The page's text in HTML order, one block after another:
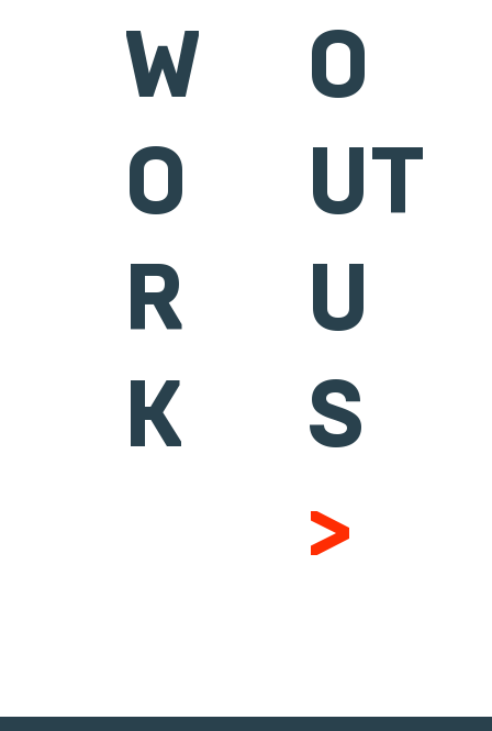
W
O
R
K
O
UT
U
S
>